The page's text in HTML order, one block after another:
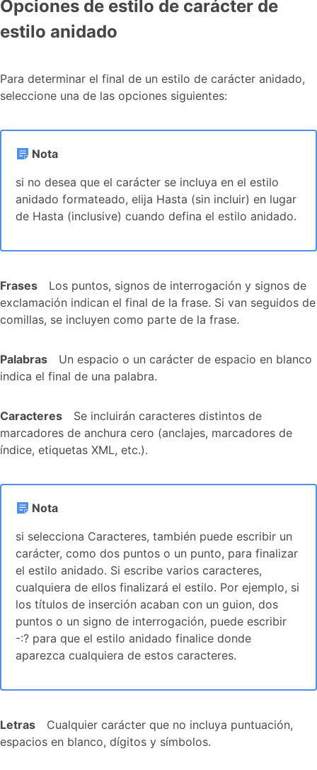
Opciones de estilo de carácter de
estilo anidado
Para determinar el final de un estilo de carácter anidado,
seleccione una de las opciones siguientes:
Nota
si no desea que el carácter se incluya en el estilo
anidado formateado, elija Hasta (sin incluir) en lugar
de Hasta (inclusive) cuando defina el estilo anidado.
Frases
Los puntos, signos de interrogación y signos de
exclamación indican el final de la frase. Si van seguidos de
comillas, se incluyen como parte de la frase.
Palabras
Un espacio o un carácter de espacio en blanco
indica el final de una palabra.
Caracteres
Se incluirán caracteres distintos de
marcadores de anchura cero (anclajes, marcadores de
índice, etiquetas XML, etc.).
Nota
si selecciona Caracteres, también puede escribir un
carácter, como dos puntos o un punto, para finalizar
el estilo anidado. Si escribe varios caracteres,
cualquiera de ellos finalizará el estilo. Por ejemplo, si
los títulos de inserción acaban con un guion, dos
puntos o un signo de interrogación, puede escribir
-:? para que el estilo anidado finalice donde
aparezca cualquiera de estos caracteres.
Letras
Cualquier carácter que no incluya puntuación,
espacios en blanco, dígitos y símbolos.